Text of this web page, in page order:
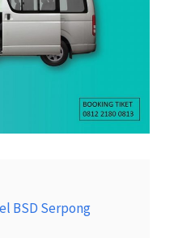
BSD Serpong